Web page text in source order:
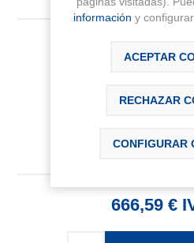
666,59 €
información y
ACEPTAR
RECHAZAR
CONFIGURAR